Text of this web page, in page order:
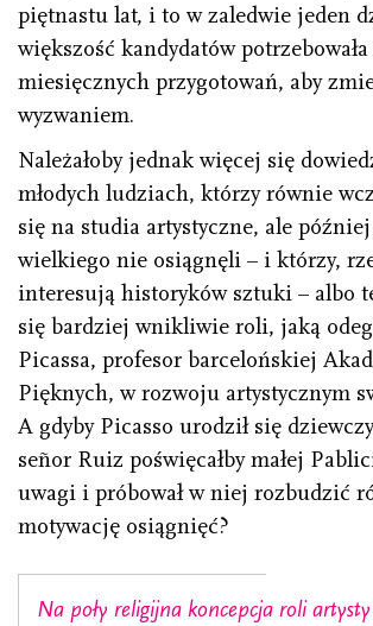
piętnastu lat, i to w zaledwie jeden
większość kandydatów
miesięcznych przygotowań, aby
wyzwaniem.
Należałoby jednak więcej się
młodych ludziach, którzy równie
się na studia artystyczne, ale
wielkiego nie osiągnęli – i którzy,
interesują historyków sztuki – albo
się bardziej wnikliwie roli, jaką
Picassa, profesor barcelońskiej
Pięknych, w rozwoju artystycznym
A gdyby Picasso urodził się
señor Ruiz poświęcałby małej
uwagi i próbował w niej rozbudzić
motywację osiągnięć?
Na poły religijna koncepcja roli artysty